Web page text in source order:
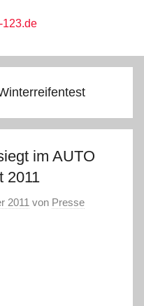
im AUTO
2011
2011 von Presse